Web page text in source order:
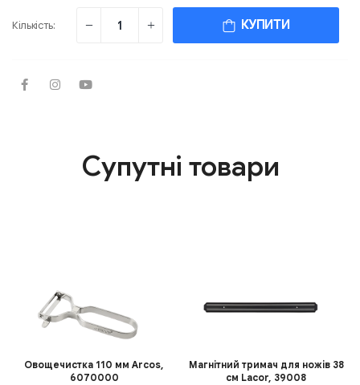
Кількість: КУПИТИ
Супутні товари
Овощечистка 110 мм Arcos,
6070000
Магнітний тримач для ножів 38
см Lacor, 39008